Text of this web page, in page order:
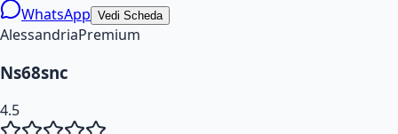
WhatsApp Vedi Scheda
AlessandriaPremium
Ns68snc
4.5